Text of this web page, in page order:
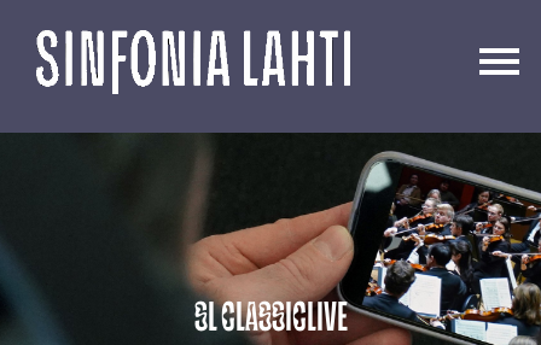
sisältöön
SL CLASSICLIVE